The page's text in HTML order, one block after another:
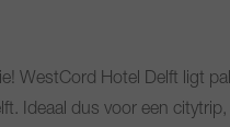
WestCord Hotel Delft ligt
Ideaal dus voor een